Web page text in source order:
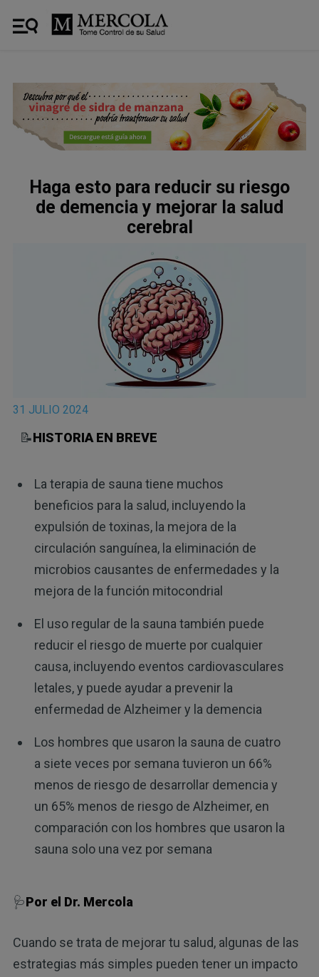
Haga esto para reducir su riesgo
de demencia y mejorar la salud
cerebral
31 JULIO 2024
📝HISTORIA EN BREVE
La terapia de sauna tiene muchos
beneficios para la salud, incluyendo la
expulsión de toxinas, la mejora de la
circulación sanguínea, la eliminación de
microbios causantes de enfermedades y la
mejora de la función mitocondrial
El uso regular de la sauna también puede
reducir el riesgo de muerte por cualquier
causa, incluyendo eventos cardiovasculares
letales, y puede ayudar a prevenir la
enfermedad de Alzheimer y la demencia
Los hombres que usaron la sauna de cuatro
a siete veces por semana tuvieron un 66%
menos de riesgo de desarrollar demencia y
un 65% menos de riesgo de Alzheimer, en
comparación con los hombres que usaron la
sauna solo una vez por semana
🩺Por el Dr. Mercola
Cuando se trata de mejorar tu salud, algunas de las
estrategias más simples pueden tener un impacto